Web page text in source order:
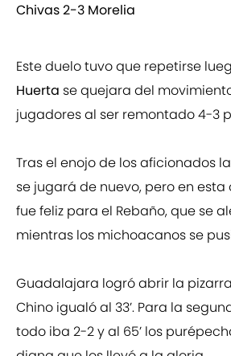
Chivas 2-3 Morelia
Este duelo tuvo que repetirse
Huerta se quejara del
jugadores al ser remontado 4-3
Tras el enojo de los aficionados
se jugará de nuevo, pero en
fue feliz para el Rebaño, que se
mientras los michoacanos se
Guadalajara logró abrir la pizarra
Chino igualó al 33’. Para la
todo iba 2-2 y al 65’ los